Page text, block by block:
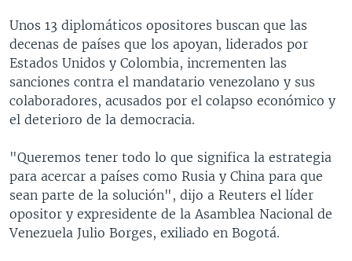
ENTRETENIMIENTO
Unos 13 diplomáticos opositores buscan que las
decenas de países que los apoyan, liderados por
Estados Unidos y Colombia, incrementen las
sanciones contra el mandatario venezolano y sus
colaboradores, acusados por el colapso económico y
el deterioro de la democracia.
"Queremos tener todo lo que significa la estrategia
para acercar a países como Rusia y China para que
sean parte de la solución", dijo a Reuters el líder
opositor y expresidente de la Asamblea Nacional de
Venezuela Julio Borges, exiliado en Bogotá.